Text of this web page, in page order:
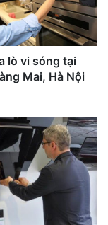
lò vi sóng tại
Mai, Hà Nội